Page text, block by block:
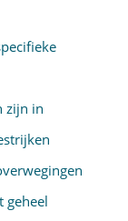
zijn in
geheel